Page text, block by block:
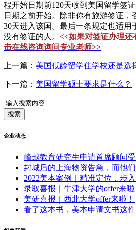
程开始日期前120天收到美国留学签
日期之前开始。除非你有旅游签证，
30天进入该国。最后一条规定也适用
没有签证的人。 <<如果对签证办理还
击在线咨询询问专业老师>>
上一篇： 美国低龄留学住学校还是选
下一篇： 美国留学硕士要求是什么？
企业动态
峰越教育研究生申请首席顾问
封城后的上海物资告急，而他们
2022美本案例｜精准定位，步
录取喜报｜牛津大学的offer来啦
美研喜报｜西北大学offer来啦！
看了这本书，美本申请文书这